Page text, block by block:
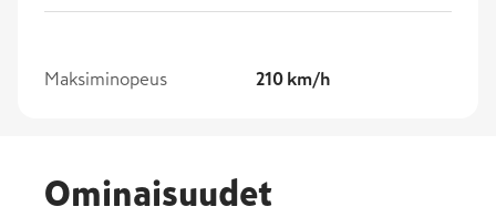
Maksiminopeus 210 km/h
Ominaisuudet